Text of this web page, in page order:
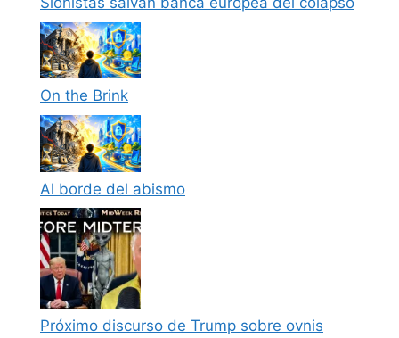
On the Brink
Al borde del abismo
Próximo discurso de Trump sobre ovnis